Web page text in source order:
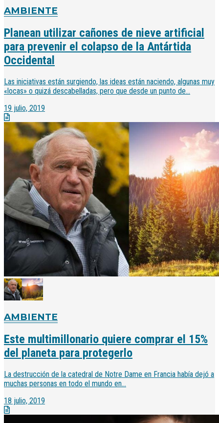
AMBIENTE
Planean utilizar cañones de nieve artificial
para prevenir el colapso de la Antártida
Occidental
Las iniciativas están surgiendo, las ideas están naciendo, algunas muy
«locas» o quizá descabelladas, pero que desde un punto de...
19 julio, 2019
AMBIENTE
Este multimillonario quiere comprar el 15%
del planeta para protegerlo
La destrucción de la catedral de Notre Dame en Francia había dejó a
muchas personas en todo el mundo en...
18 julio, 2019